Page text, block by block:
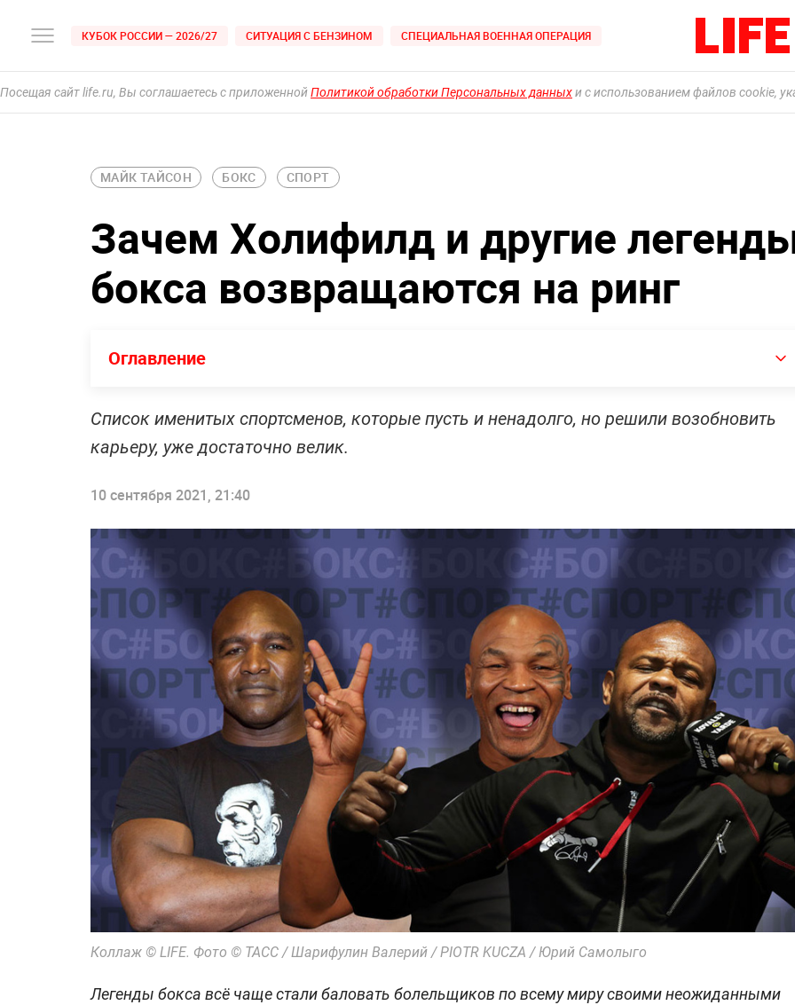
КУБОК РОССИИ — 2026/27 СИТУАЦИЯ С БЕНЗИНОМ СПЕЦИАЛЬНАЯ ВОЕННАЯ ОПЕРАЦИЯ
Посещая сайт life.ru, Вы соглашаетесь с приложеннойПолитикой обработки Персональных данныхи с использованием файлов cookie,
МАЙК ТАЙСОН БОКС СПОРТ
Зачем Холифилд и другие
бокса возвращаются на ринг
Оглавление
Список именитых спортсменов, которые пусть и ненадолго, но решили возобновить
карьеру, уже достаточно велик.
10 сентября 2021, 21:40
Коллаж © LIFE. Фото © ТАСС / Шарифулин Валерий / PIOTR KUCZA / Юрий Самолыго
Легенды бокса всё чаще стали баловать болельщиков по всему миру своими неожиданными